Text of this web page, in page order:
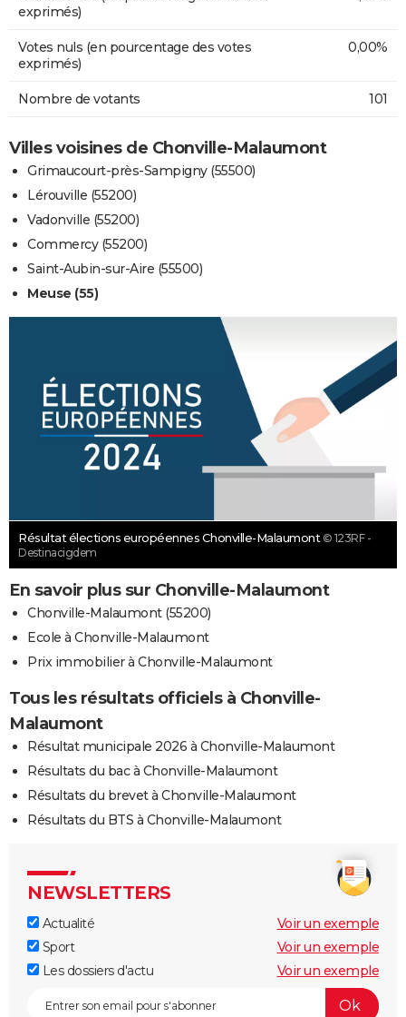
exprimés)
Votes nuls (en pourcentage des votes
exprimés)
0,00%
Nombre de votants 101
Villes voisines de Chonville-Malaumont
Grimaucourt-près-Sampigny (55500)
Lérouville (55200)
Vadonville (55200)
Commercy (55200)
Saint-Aubin-sur-Aire (55500)
Meuse (55)
Résultat élections européennes Chonville-Malaumont © 123RF -
Destinacigdem
En savoir plus sur Chonville-Malaumont
Chonville-Malaumont (55200)
Ecole à Chonville-Malaumont
Prix immobilier à Chonville-Malaumont
Tous les résultats officiels à Chonville-
Malaumont
Résultat municipale 2026 à Chonville-Malaumont
Résultats du bac à Chonville-Malaumont
Résultats du brevet à Chonville-Malaumont
Résultats du BTS à Chonville-Malaumont
NEWSLETTERS
Actualité
Voir un exemple
Sport
Voir un exemple
Les dossiers d'actu
Voir un exemple